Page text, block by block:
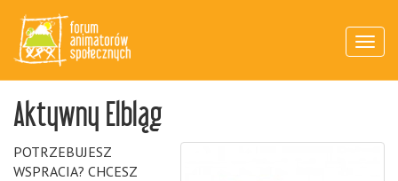
MENU
Aktywny Elbląg
POTRZEBUJESZ
WSPRACIA? CHCESZ